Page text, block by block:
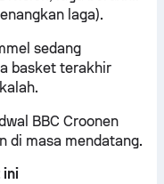
laga).
sedang
basket terakhir
BBC Croonen
di masa mendatang.
ini